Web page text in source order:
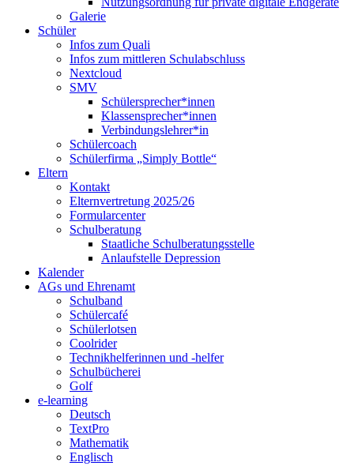
Galerie
Schüler
Infos zum Quali
Infos zum mittleren Schulabschluss
Nextcloud
SMV
Schülersprecher*innen
Klassensprecher*innen
Verbindungslehrer*in
Schülercoach
Schülerfirma „Simply Bottle“
Eltern
Kontakt
Elternvertretung 2025/26
Formularcenter
Schulberatung
Staatliche Schulberatungsstelle
Anlaufstelle Depression
Kalender
AGs und Ehrenamt
Schulband
Schülercafé
Schülerlotsen
Coolrider
Technikhelferinnen und -helfer
Schulbücherei
Golf
e-learning
Deutsch
TextPro
Mathematik
Englisch